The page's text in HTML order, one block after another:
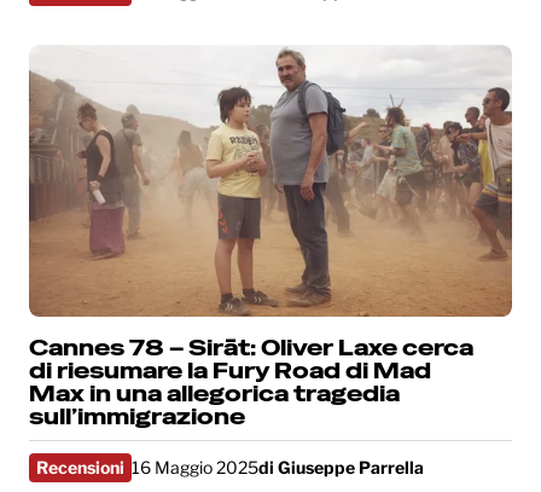
Cannes 78 – Sirāt: Oliver Laxe cerca
di riesumare la Fury Road di Mad
Max in una allegorica tragedia
sull’immigrazione
Recensioni 16 Maggio 2025di Giuseppe Parrella